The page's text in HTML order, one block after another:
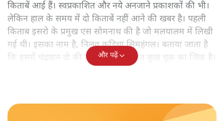
किताबें आई हैं। स्वप्रकाशित और नये अनजाने प्रकाशकों की भी।
लेकिन हाल के समय में दो किताबें नहीं आने की खबर है। पहली
किताब इसरो के प्रमुख एस सोमनाथ की है जो मलयालम में लिखी
गई थी। इसका नाम है, निलवु कुडिचा सिमहंगल। बताया जाता है
कि इसमें चंद्रयान दो की नाकामी से संबंधित कुछ चूक का जिक्र है।
और पढ़ें